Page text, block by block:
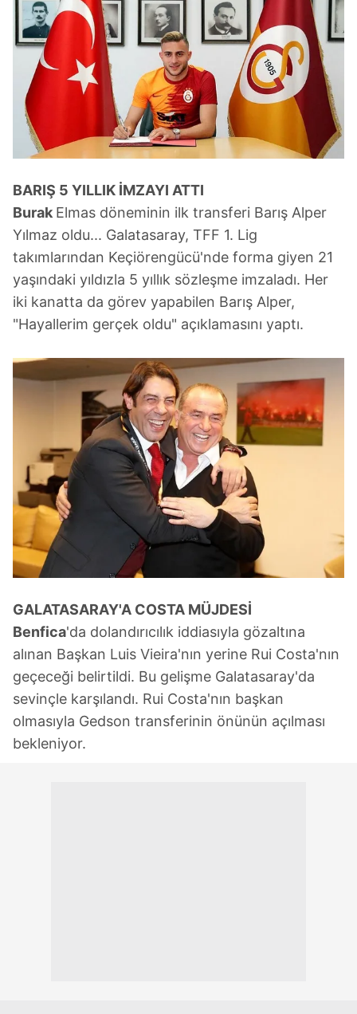
BARIŞ 5 YILLIK İMZAYI ATTI
Burak Elmas döneminin ilk transferi Barış Alper
Yılmaz oldu... Galatasaray, TFF 1. Lig
takımlarından Keçiörengücü'nde forma giyen 21
yaşındaki yıldızla 5 yıllık sözleşme imzaladı. Her
iki kanatta da görev yapabilen Barış Alper,
"Hayallerim gerçek oldu" açıklamasını yaptı.
GALATASARAY'A COSTA MÜJDESİ
Benfica'da dolandırıcılık iddiasıyla gözaltına
alınan Başkan Luis Vieira'nın yerine Rui Costa'nın
geçeceği belirtildi. Bu gelişme Galatasaray'da
sevinçle karşılandı. Rui Costa'nın başkan
olmasıyla Gedson transferinin önünün açılması
bekleniyor.